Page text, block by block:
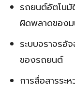
รถยนต์อัตโนมั
ผิดพลาดของ
ระบบจราจรอั
ของรถยนต์
การสื่อสารระ